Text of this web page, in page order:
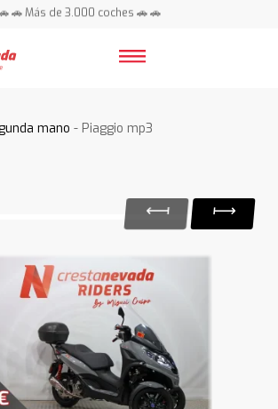
🚗 Más de 3.000 coches 🚗 🚗
mano - Piaggio mp3